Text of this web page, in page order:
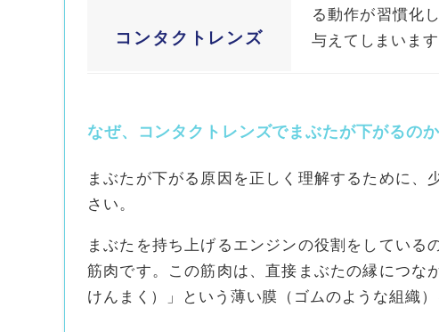
コンタクトレンズ
る動作が習慣化
与えてしまいます
なぜ、コンタクトレンズでまぶたが下がるの
まぶたが下がる原因を正しく理解するために
さい。
まぶたを持ち上げるエンジンの役割をしている
筋肉です。この筋肉は、直接まぶたの縁につな
けんまく）」という薄い膜（ゴムのような組織